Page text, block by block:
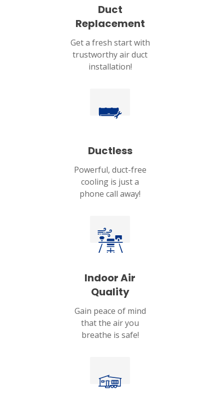
Duct
Replacement
Get a fresh start with
trustworthy air duct
installation!
Ductless
Powerful, duct-free
cooling is just a
phone call away!
Indoor Air
Quality
Gain peace of mind
that the air you
breathe is safe!